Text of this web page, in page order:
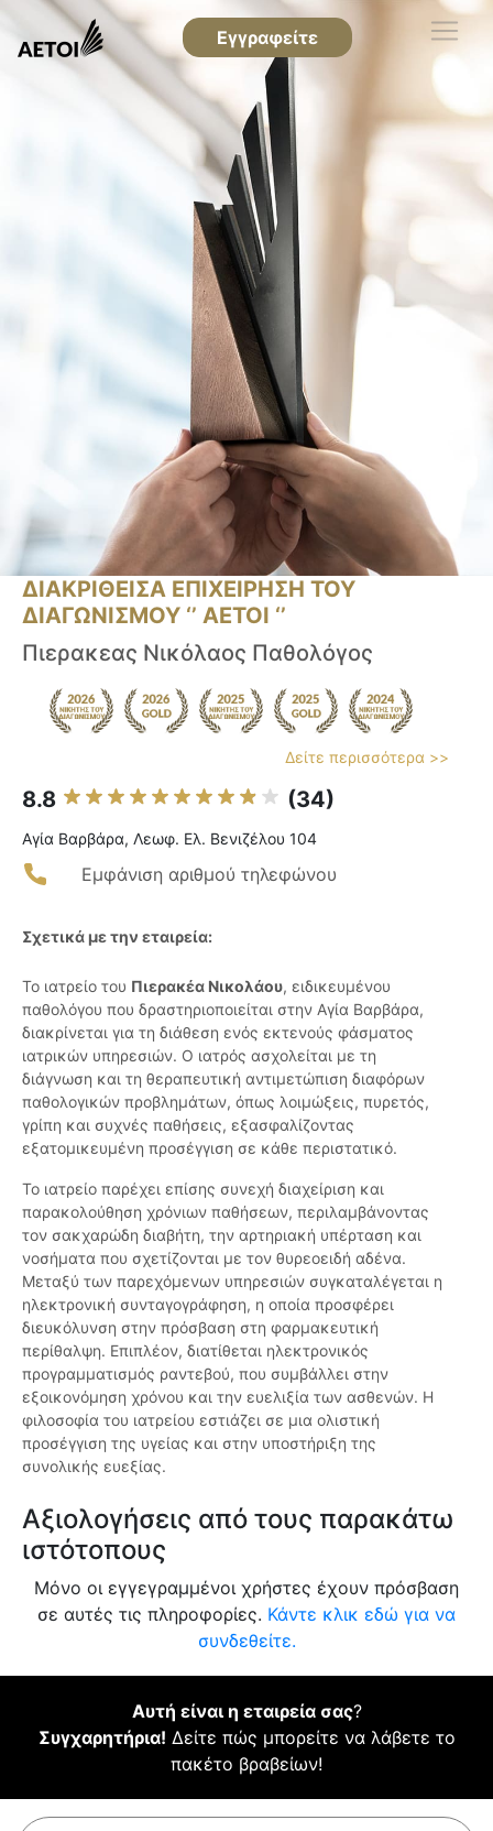
Εγγραφείτε
ΔΙΑΚΡΙΘΕΙΣΑ ΕΠΙΧΕΙΡΗΣΗ ΤΟΥ
ΔΙΑΓΩΝΙΣΜΟΥ ‘’ ΑΕΤΟΙ ‘’
Πιερακεας Νικόλαος Παθολόγος
Δείτε περισσότερα >>
8.8 (34)
Αγία Βαρβάρα, Λεωφ. Ελ. Βενιζέλου 104
Εμφάνιση αριθμού τηλεφώνου
Σχετικά με την εταιρεία:
Το ιατρείο του Πιερακέα Νικολάου, ειδικευμένου
παθολόγου που δραστηριοποιείται στην Αγία Βαρβάρα,
διακρίνεται για τη διάθεση ενός εκτενούς φάσματος
ιατρικών υπηρεσιών. Ο ιατρός ασχολείται με τη
διάγνωση και τη θεραπευτική αντιμετώπιση διαφόρων
παθολογικών προβλημάτων, όπως λοιμώξεις, πυρετός,
γρίπη και συχνές παθήσεις, εξασφαλίζοντας
εξατομικευμένη προσέγγιση σε κάθε περιστατικό.
Το ιατρείο παρέχει επίσης συνεχή διαχείριση και
παρακολούθηση χρόνιων παθήσεων, περιλαμβάνοντας
τον σακχαρώδη διαβήτη, την αρτηριακή υπέρταση και
νοσήματα που σχετίζονται με τον θυρεοειδή αδένα.
Μεταξύ των παρεχόμενων υπηρεσιών συγκαταλέγεται η
ηλεκτρονική συνταγογράφηση, η οποία προσφέρει
διευκόλυνση στην πρόσβαση στη φαρμακευτική
περίθαλψη. Επιπλέον, διατίθεται ηλεκτρονικός
προγραμματισμός ραντεβού, που συμβάλλει στην
εξοικονόμηση χρόνου και την ευελιξία των ασθενών. Η
φιλοσοφία του ιατρείου εστιάζει σε μια ολιστική
προσέγγιση της υγείας και στην υποστήριξη της
συνολικής ευεξίας.
Αξιολογήσεις από τους παρακάτω
ιστότοπους
Μόνο οι εγγεγραμμένοι χρήστες έχουν πρόσβαση
σε αυτές τις πληροφορίες. Κάντε κλικ εδώ για να
συνδεθείτε.
Αυτή είναι η εταιρεία σας?
Συγχαρητήρια! Δείτε πώς μπορείτε να λάβετε το
πακέτο βραβείων!